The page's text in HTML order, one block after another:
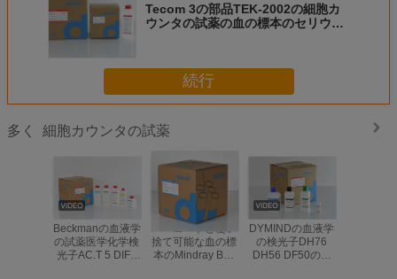
Tecom 3の部品TEK-2002の細胞カ
ウンタの試薬の血の標本のセリウム
続行
多く 細胞カウンタの試薬
Beckmanの血液学
の試薬医学化学検
光子AC.T 5 DIFF
バーコードと使い
捨て可能な血の標
本のMindray BC-
DYMINDの血液学
の検光子DH76
DH56 DF50の多